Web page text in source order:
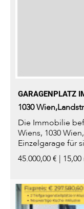
GARAGENPLATZ
1030
Die Immobilie
Wiens, 1030
Einzelgarage für
durch
45.000,00 € | 15,00